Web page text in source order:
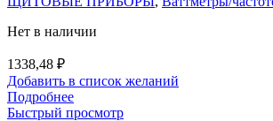
Нет в наличии
1338,48 ₽
Добавить в список желаний
Подробнее
Быстрый просмотр